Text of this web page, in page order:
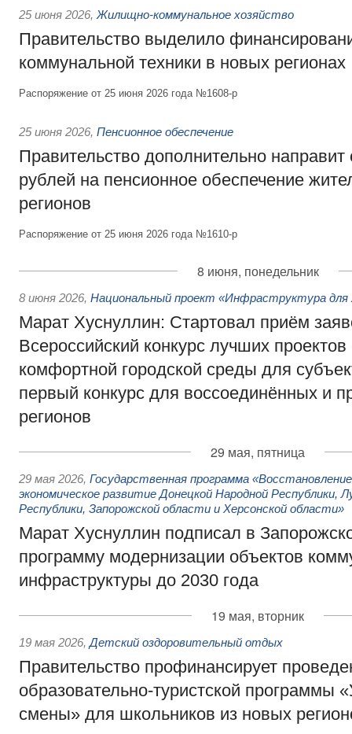
25 июня 2026, Жилищно-коммунальное хозяйство
Правительство выделило
коммунальной техники в новых регионах
Распоряжение от 25 июня 2026 года №1608-р
25 июня 2026, Пенсионное обеспечение
Правительство дополнительно
рублей на пенсионное обеспечение
регионов
Распоряжение от 25 июня 2026 года №1610-р
8 июня, понедельник
8 июня 2026, Национальный проект «Инфраструктура для
Марат Хуснуллин: Стартовал приём
Всероссийский конкурс лучших проектов
комфортной городской среды для
первый конкурс для воссоединённых и
регионов
29 мая, пятница
29 мая 2026, Государственная программа
экономическое развитие Донецкой Народной Республики,
Республики, Запорожской области и Херсонской области»
Марат Хуснуллин подписал в
программу модернизации объектов
инфраструктуры до 2030 года
19 мая, вторник
19 мая 2026, Детский оздоровительный отдых
Правительство профинансирует
образовательно-туристской программы
смены» для школьников из новых